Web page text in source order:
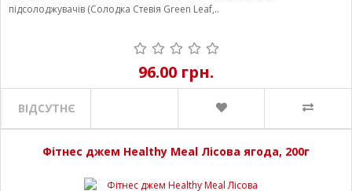
підсолоджувачів (Солодка Стевія Green Leaf,..
96.00 грн.
ВІДСУТНЄ
Фітнес джем Healthy Meal Лісова ягода, 200г